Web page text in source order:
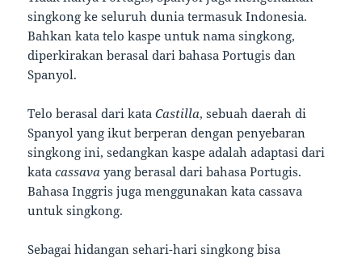
singkong ke seluruh dunia termasuk Indonesia.
Bahkan kata telo kaspe untuk nama singkong,
diperkirakan berasal dari bahasa Portugis dan
Spanyol.
Telo berasal dari kataCastilla, sebuah daerah di
Spanyol yang ikut berperan dengan penyebaran
singkong ini, sedangkan kaspe adalah adaptasi dari
katacassava yang berasal dari bahasa Portugis.
Bahasa Inggris juga menggunakan kata cassava
untuk singkong.
Sebagai hidangan sehari-hari singkong bisa